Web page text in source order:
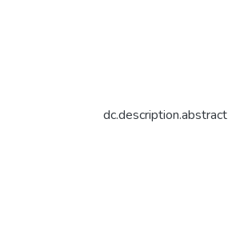
dc.description.abstract